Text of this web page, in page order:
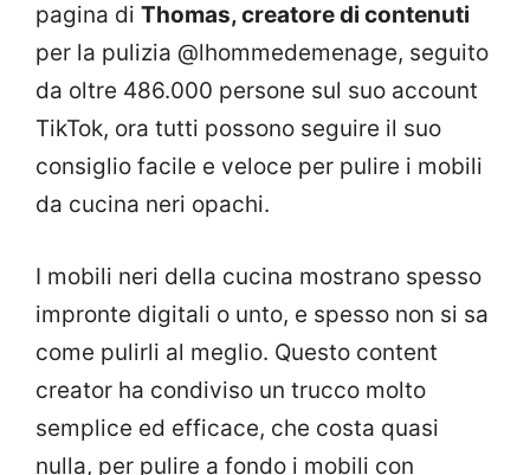
pagina di Thomas, creatore di contenuti
per la pulizia @lhommedemenage, seguito
da oltre 486.000 persone sul suo account
TikTok, ora tutti possono seguire il suo
consiglio facile e veloce per pulire i mobili
da cucina neri opachi.
I mobili neri della cucina mostrano spesso
impronte digitali o unto, e spesso non si sa
come pulirli al meglio. Questo content
creator ha condiviso un trucco molto
semplice ed efficace, che costa quasi
nulla, per pulire a fondo i mobili con